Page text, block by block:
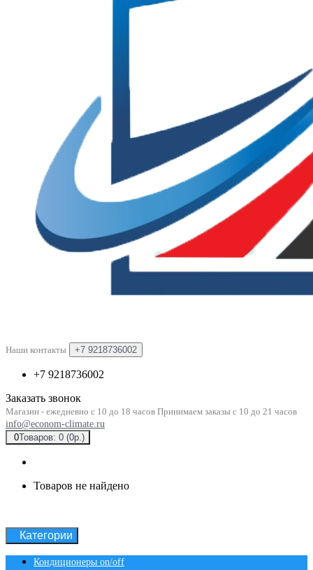
Наши контакты +7 9218736002
+7 9218736002
Заказать звонок
Магазин - ежедневно с 10 до 18 часов Принимаем заказы с 10 до 21 часов
info@econom-climate.ru
0Товаров: 0 (0р.)
Товаров не найдено
Категории
Кондиционеры on/off